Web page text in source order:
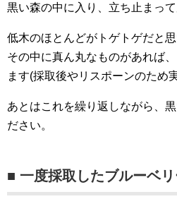
黒い森の中に入り、立ち止まって
低木のほとんどがトゲトゲだと思
その中に真ん丸なものがあれば
ます(採取後やリスポーンのため
あとはこれを繰り返しながら、
ださい。
■ 一度採取したブルーベ